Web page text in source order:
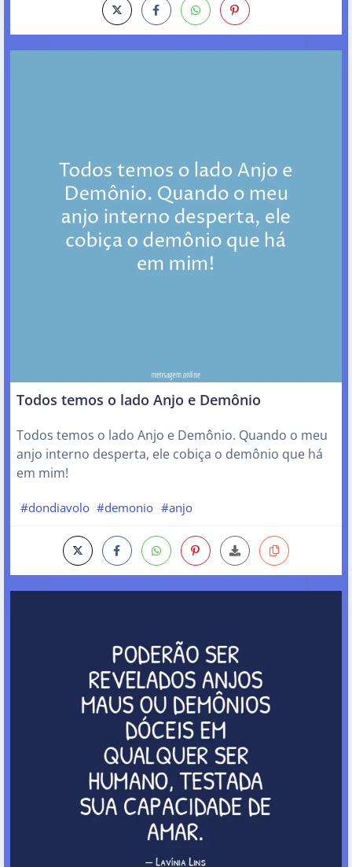
Todos temos o lado Anjo e Demônio
Todos temos o lado Anjo e Demônio. Quando o meu
anjo interno desperta, ele cobiça o demônio que há
em mim!
#dondiavolo #demonio #anjo